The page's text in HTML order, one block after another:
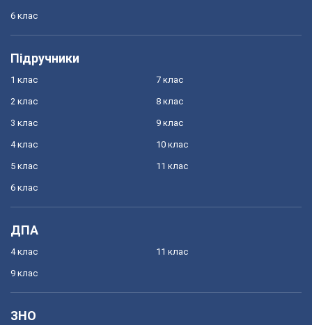
6 клас
Підручники
1 клас
2 клас
3 клас
4 клас
5 клас
6 клас
7 клас
8 клас
9 клас
10 клас
11 клас
ДПА
4 клас
9 клас
11 клас
ЗНО